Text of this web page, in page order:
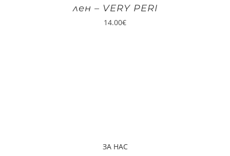
лен – VERY PERI
14.00€
ЗА НАС